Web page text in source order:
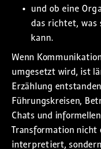
und ob eine
das richtet, was
kann.
Wenn
umgesetzt wird, ist
Erzählung
Führungskreisen,
Chats und
Transformation nicht
interpretiert,